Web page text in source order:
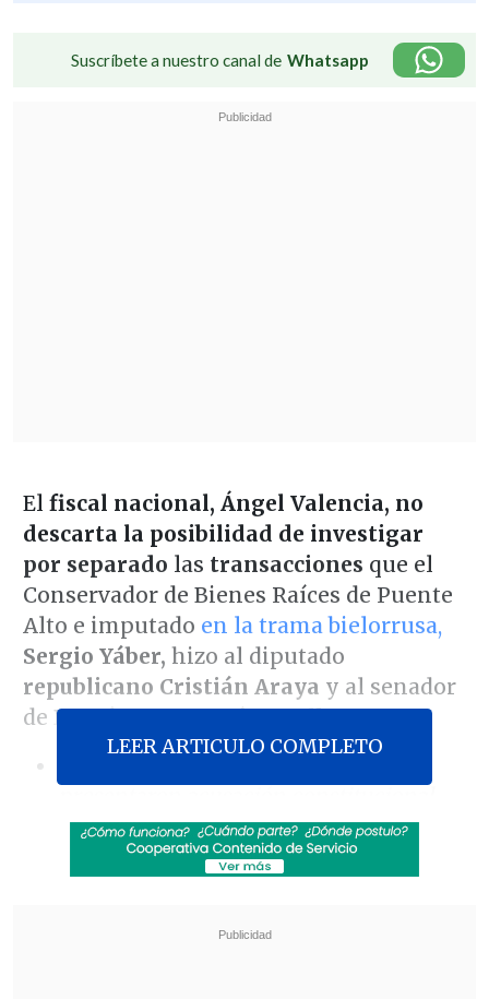
Suscríbete a nuestro canal de Whatsapp
El fiscal nacional, Ángel Valencia, no
descarta la posibilidad de investigar
por separado las transacciones que el
Conservador de Bienes Raíces de Puente
Alto e imputado en la trama bielorrusa,
Sergio Yáber, hizo al diputado
republicano Cristián Araya y al senador
de Demócratas Matías Walker.
contra juez Simpertigue
Según reveló un reportaje deCiperla
de 1,7 millones de pesos a Araya;
LEER ARTICULO COMPLETO